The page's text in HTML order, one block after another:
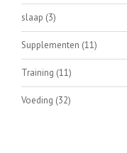
slaap (3)
Supplementen (11)
Training (11)
Voeding (32)